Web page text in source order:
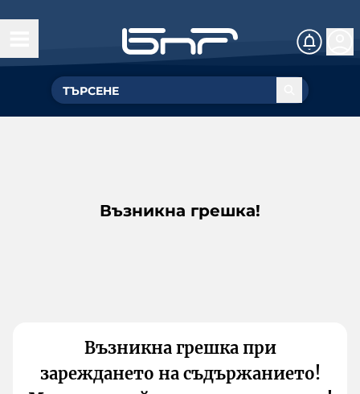
Възникна грешка!
Възникна грешка при
зареждането на съдържанието!